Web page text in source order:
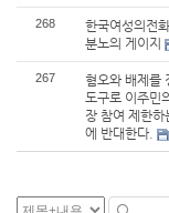
268
한국여성의전
분노의 게이지
267
혐오와 배제를
도구로 이주민
장 참여 제한하
에 반대한다.